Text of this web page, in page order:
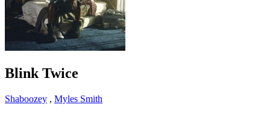
Blink Twice
Shaboozey , Myles Smith